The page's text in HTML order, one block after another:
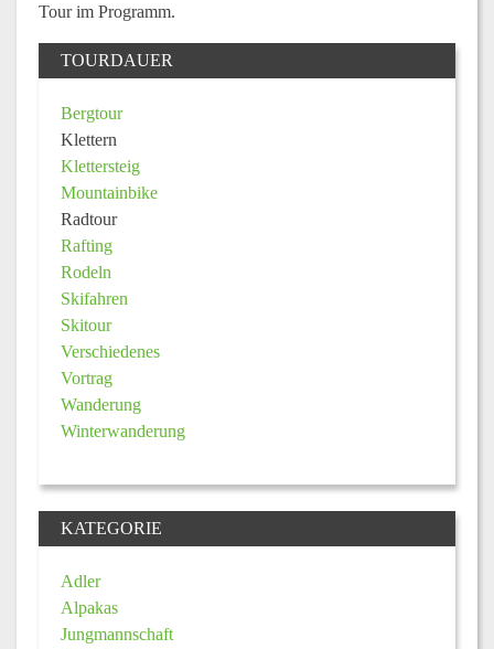
Tour im Programm.
TOURDAUER
Bergtour
Klettern
Klettersteig
Mountainbike
Radtour
Rafting
Rodeln
Skifahren
Skitour
Verschiedenes
Vortrag
Wanderung
Winterwanderung
KATEGORIE
Adler
Alpakas
Jungmannschaft